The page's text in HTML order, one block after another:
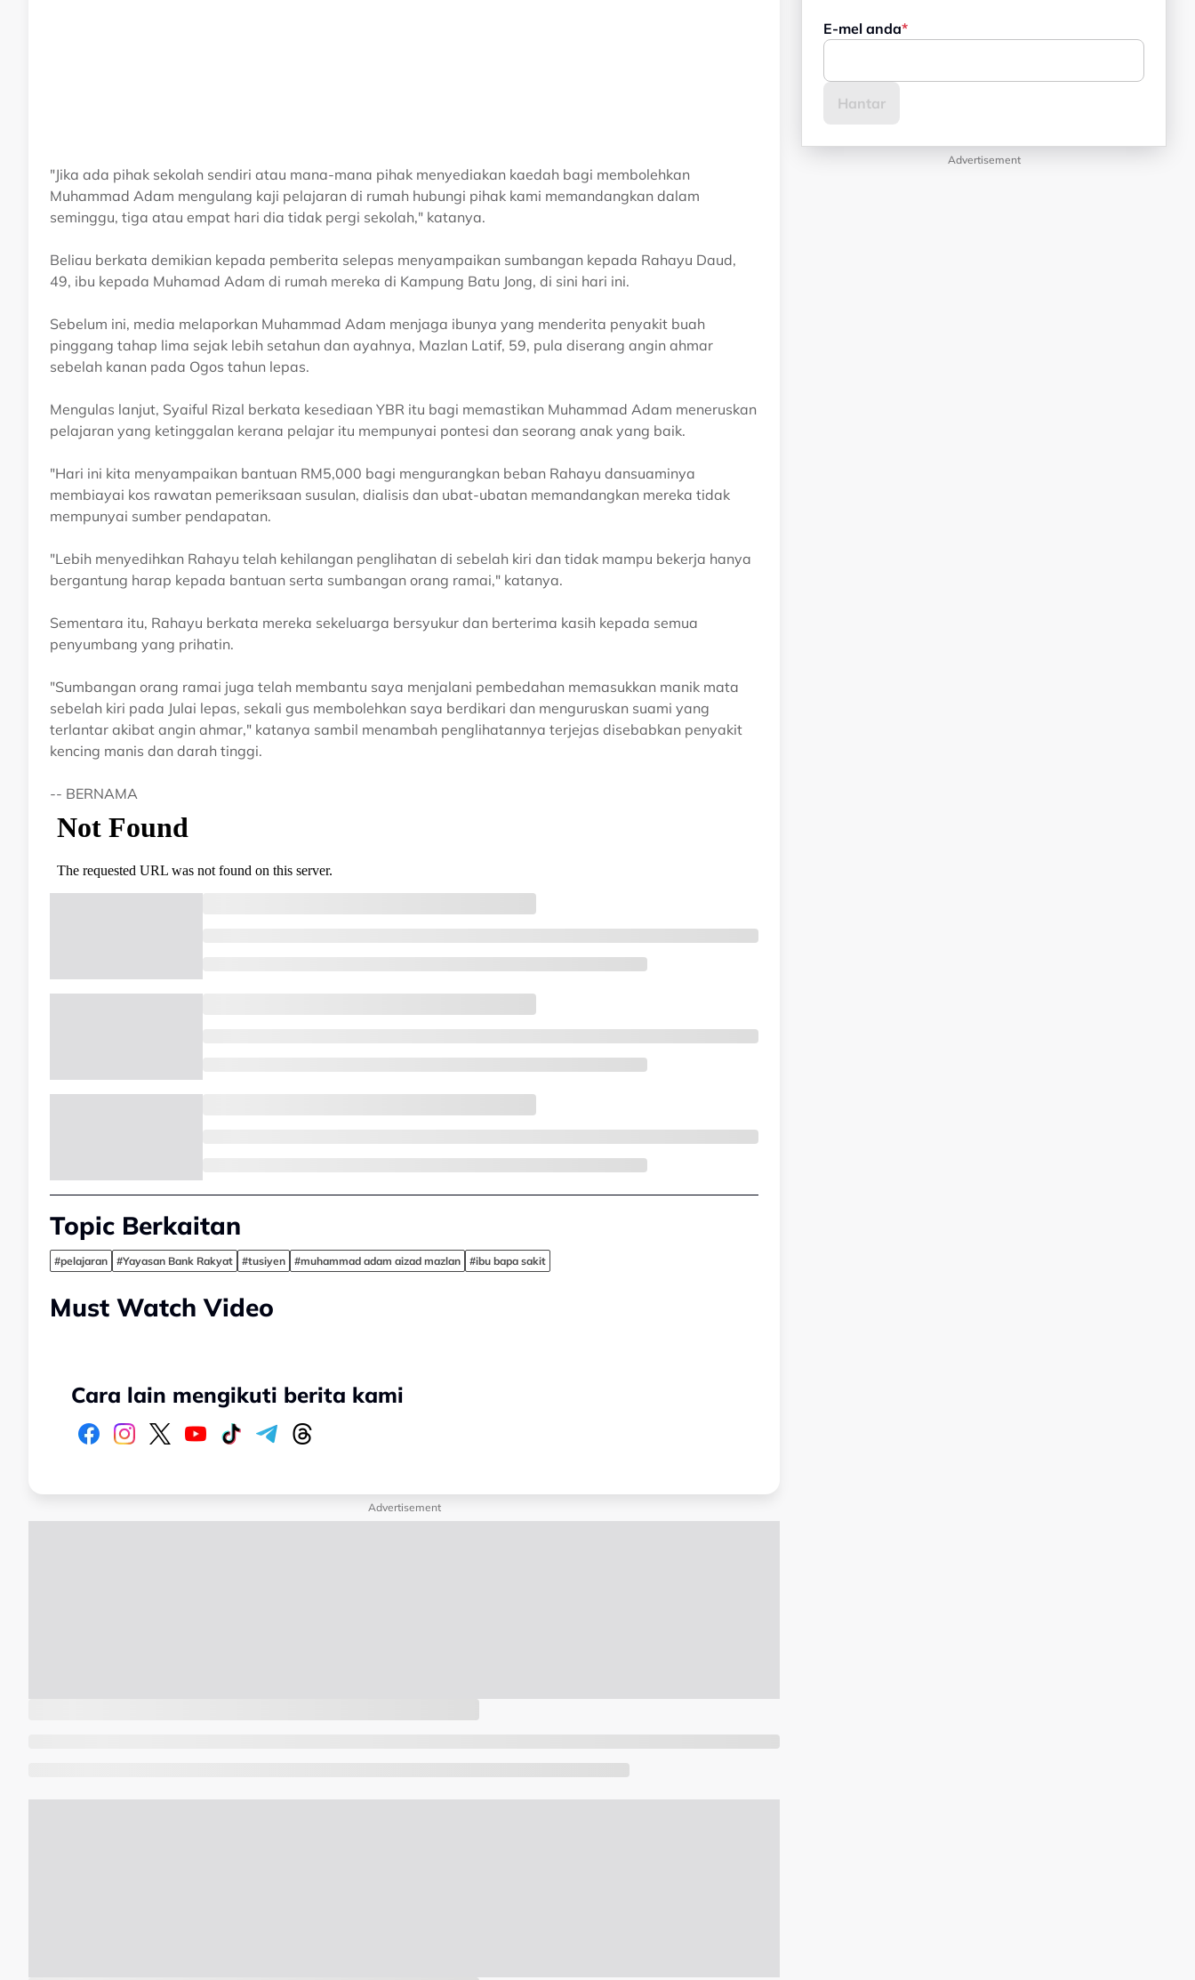
"Jika ada pihak sekolah sendiri atau mana-mana pihak menyediakan kaedah bagi membolehkan
Muhammad Adam mengulang kaji pelajaran di rumah hubungi pihak kami memandangkan dalam
seminggu, tiga atau empat hari dia tidak pergi sekolah," katanya.
Beliau berkata demikian kepada pemberita selepas menyampaikan sumbangan kepada Rahayu Daud,
49, ibu kepada Muhamad Adam di rumah mereka di Kampung Batu Jong, di sini hari ini.
Sebelum ini, media melaporkan Muhammad Adam menjaga ibunya yang menderita penyakit buah
pinggang tahap lima sejak lebih setahun dan ayahnya, Mazlan Latif, 59, pula diserang angin ahmar
sebelah kanan pada Ogos tahun lepas.
Mengulas lanjut, Syaiful Rizal berkata kesediaan YBR itu bagi memastikan Muhammad Adam meneruskan
pelajaran yang ketinggalan kerana pelajar itu mempunyai pontesi dan seorang anak yang baik.
"Hari ini kita menyampaikan bantuan RM5,000 bagi mengurangkan beban Rahayu dansuaminya
membiayai kos rawatan pemeriksaan susulan, dialisis dan ubat-ubatan memandangkan mereka tidak
mempunyai sumber pendapatan.
"Lebih menyedihkan Rahayu telah kehilangan penglihatan di sebelah kiri dan tidak mampu bekerja hanya
bergantung harap kepada bantuan serta sumbangan orang ramai," katanya.
Sementara itu, Rahayu berkata mereka sekeluarga bersyukur dan berterima kasih kepada semua
penyumbang yang prihatin.
"Sumbangan orang ramai juga telah membantu saya menjalani pembedahan memasukkan manik mata
sebelah kiri pada Julai lepas, sekali gus membolehkan saya berdikari dan menguruskan suami yang
terlantar akibat angin ahmar," katanya sambil menambah penglihatannya terjejas disebabkan penyakit
kencing manis dan darah tinggi.
-- BERNAMA
Topic Berkaitan
#pelajaran #Yayasan Bank Rakyat #tusiyen #muhammad adam aizad mazlan #ibu bapa sakit
Must Watch Video
Cara lain mengikuti berita kami
Advertisement
E-mel anda
Advertisement